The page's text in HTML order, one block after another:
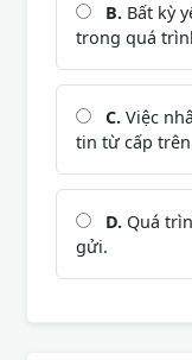
B. Bất kỳ
trong quá
C. Việc
tin từ cấp
D. Quá
gửi.